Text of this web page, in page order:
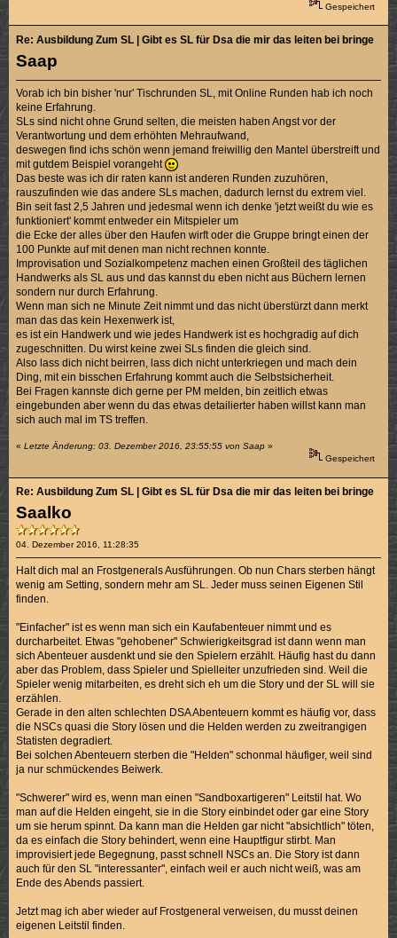
Gespeichert
Saap
Re: Ausbildung Zum SL | Gibt es SL für Dsa die mir das leiten bei bringen
Vorab ich bin bisher 'nur' Tischrunden SL, mit Online Runden hab ich noch
keine Erfahrung.
SLs sind nicht ohne Grund selten, die meisten haben Angst vor der
Verantwortung und dem erhöhten Mehraufwand,
deswegen find ichs schön wenn jemand freiwillig den Mantel überstreift und
mit gutdem Beispiel vorangeht
Das beste was ich dir raten kann ist anderen Runden zuzuhören,
rauszufinden wie das andere SLs machen, dadurch lernst du extrem viel.
Bin seit fast 2,5 Jahren und jedesmal wenn ich denke 'jetzt weißt du wie es
funktioniert' kommt entweder ein Mitspieler um
die Ecke der alles über den Haufen wirft oder die Gruppe bringt einen der
100 Punkte auf mit denen man nicht rechnen konnte.
Improvisation und Sozialkompetenz machen einen Großteil des täglichen
Handwerks als SL aus und das kannst du eben nicht aus Büchern lernen
sondern nur durch Erfahrung.
Wenn man sich ne Minute Zeit nimmt und das nicht überstürzt dann merkt
man das das kein Hexenwerk ist,
es ist ein Handwerk und wie jedes Handwerk ist es hochgradig auf dich
zugeschnitten. Du wirst keine zwei SLs finden die gleich sind.
Also lass dich nicht beirren, lass dich nicht unterkriegen und mach dein
Ding, mit ein bisschen Erfahrung kommt auch die Selbstsicherheit.
Bei Fragen kannste dich gerne per PM melden, bin zeitlich etwas
eingebunden aber wenn du das etwas detailierter haben willst kann man
sich auch mal im TS treffen.
«Letzte Änderung: 03. Dezember 2016, 23:55:55 von Saap »
Gespeichert
Saalko
04. Dezember 2016, 11:28:35
Re: Ausbildung Zum SL | Gibt es SL für Dsa die mir das leiten bei bringen
Halt dich mal an Frostgenerals Ausführungen. Ob nun Chars sterben hängt
wenig am Setting, sondern mehr am SL. Jeder muss seinen Eigenen Stil
finden.
"Einfacher" ist es wenn man sich ein Kaufabenteuer nimmt und es
durcharbeitet. Etwas "gehobener" Schwierigkeitsgrad ist dann wenn man
sich Abenteuer ausdenkt und sie den Spielern erzählt. Häufig hast du dann
aber das Problem, dass Spieler und Spielleiter unzufrieden sind. Weil die
Spieler wenig mitarbeiten, es dreht sich eh um die Story und der SL will sie
erzählen.
Gerade in den alten schlechten DSA Abenteuern kommt es häufig vor, dass
die NSCs quasi die Story lösen und die Helden werden zu zweitrangigen
Statisten degradiert.
Bei solchen Abenteuern sterben die "Helden" schonmal häufiger, weil sind
ja nur schmückendes Beiwerk.
"Schwerer" wird es, wenn man einen "Sandboxartigeren" Leitstil hat. Wo
man auf die Helden eingeht, sie in die Story einbindet oder gar eine Story
um sie herum spinnt. Da kann man die Helden gar nicht "absichtlich" töten,
da es einfach die Story behindert, wenn eine Hauptfigur stirbt. Man
improvisiert jede Begegnung, passt schnell NSCs an. Die Story ist dann
auch für den SL "interessanter", einfach weil er auch nicht weiß, was am
Ende des Abends passiert.
Jetzt mag ich aber wieder auf Frostgeneral verweisen, du musst deinen
eigenen Leitstil finden.